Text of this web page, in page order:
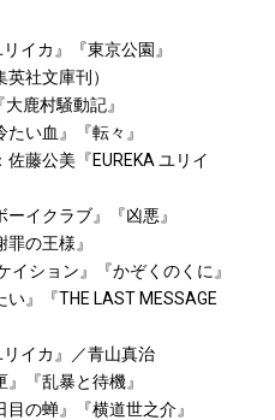
イカ』『東京公園』
社文庫刊）
鹿村騒動記』
い血』『転々』
藤公美『EUREKA ユリイ
イクラブ』『凶悪』
の王様』
ション』『かぞくのくに』
』『THE LAST MESSAGE
イカ』／青山真治
『乱暴と待機』
の蝉』『横道世之介』